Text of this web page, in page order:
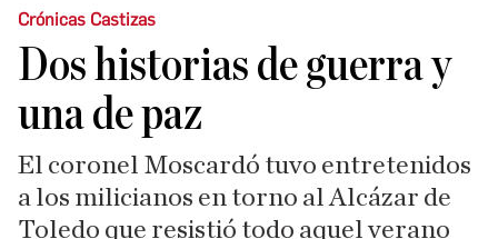
Crónicas Castizas
Dos historias de guerra y
una de paz
El coronel Moscardó tuvo entretenidos
a los milicianos en torno al Alcázar de
Toledo que resistió todo aquel verano